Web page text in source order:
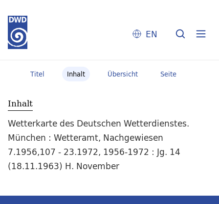
EN
Titel Inhalt Übersicht Seite
Inhalt
Wetterkarte des Deutschen Wetterdienstes.
München : Wetteramt, Nachgewiesen
7.1956,107 - 23.1972, 1956-1972 : Jg. 14
(18.11.1963) H. November